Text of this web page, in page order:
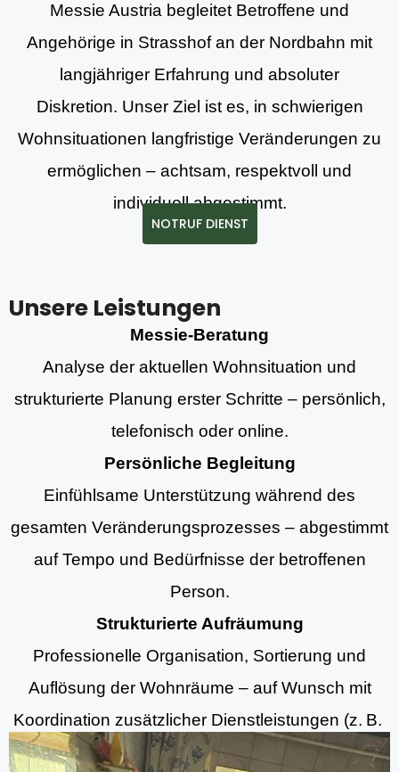
Messie Austria begleitet Betroffene und
Angehörige in Strasshof an der Nordbahn mit
langjähriger Erfahrung und absoluter
Diskretion. Unser Ziel ist es, in schwierigen
Wohnsituationen langfristige Veränderungen zu
ermöglichen – achtsam, respektvoll und
individuell abgestimmt.
NOTRUF DIENST
Unsere Leistungen
Messie-Beratung
Analyse der aktuellen Wohnsituation und
strukturierte Planung erster Schritte – persönlich,
telefonisch oder online.
Persönliche Begleitung
Einfühlsame Unterstützung während des
gesamten Veränderungsprozesses – abgestimmt
auf Tempo und Bedürfnisse der betroffenen
Person.
Strukturierte Aufräumung
Professionelle Organisation, Sortierung und
Auflösung der Wohnräume – auf Wunsch mit
Koordination zusätzlicher Dienstleistungen (z. B.
Aufräumung, Entrümpelungsdiensten und